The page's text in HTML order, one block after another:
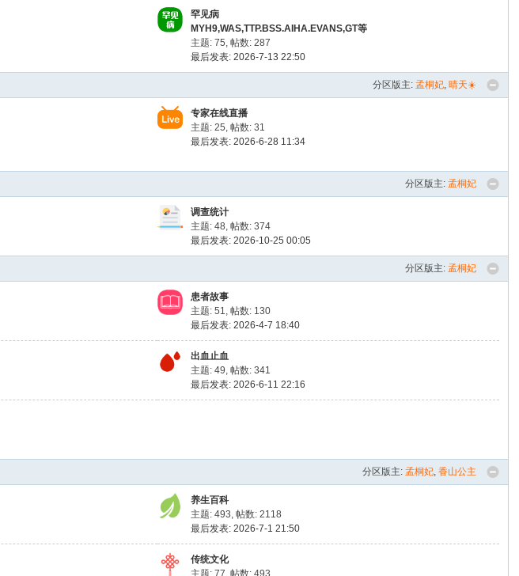
罕见病
MYH9,WAS,TTP.BSS.AIHA.EVANS,GT等
主题: 75,帖数: 287
最后发表: 2026-7-13 22:50
分区版主: 孟桐妃, 晴天☀️
专家在线直播
主题: 25,帖数: 31
最后发表: 2026-6-28 11:34
分区版主: 孟桐妃
调查统计
主题: 48,帖数: 374
最后发表: 2026-10-25 00:05
分区版主: 孟桐妃
患者故事
主题: 51,帖数: 130
最后发表: 2026-4-7 18:40
出血止血
主题: 49,帖数: 341
最后发表: 2026-6-11 22:16
分区版主: 孟桐妃, 香山公主
养生百科
主题: 493,帖数: 2118
最后发表: 2026-7-1 21:50
传统文化
主题: 77 ,帖数: 493